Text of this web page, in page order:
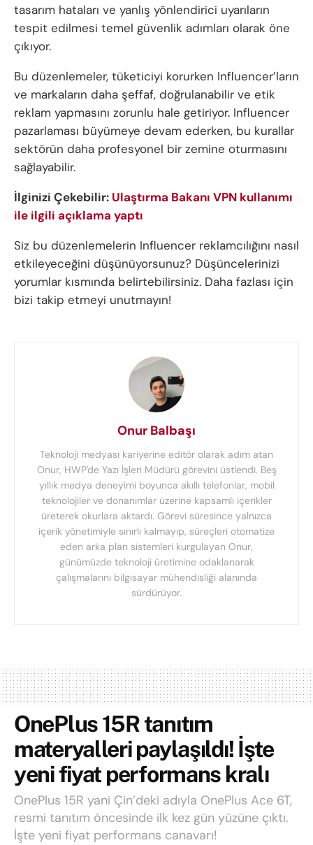
tasarım hataları ve yanlış yönlendirici uyarıların
tespit edilmesi temel güvenlik adımları olarak öne
çıkıyor.
Bu düzenlemeler, tüketiciyi korurken Influencer’ların
ve markaların daha şeffaf, doğrulanabilir ve etik
reklam yapmasını zorunlu hale getiriyor. Influencer
pazarlaması büyümeye devam ederken, bu kurallar
sektörün daha profesyonel bir zemine oturmasını
sağlayabilir.
İlginizi Çekebilir: Ulaştırma Bakanı VPN kullanımı
ile ilgili açıklama yaptı
Siz bu düzenlemelerin Influencer reklamcılığını nasıl
etkileyeceğini düşünüyorsunuz? Düşüncelerinizi
yorumlar kısmında belirtebilirsiniz. Daha fazlası için
bizi takip etmeyi unutmayın!
Onur Balbaşı
Teknoloji medyası kariyerine editör olarak adım atan
Onur, HWP'de Yazı İşleri Müdürü görevini üstlendi. Beş
yıllık medya deneyimi boyunca akıllı telefonlar, mobil
teknolojiler ve donanımlar üzerine kapsamlı içerikler
üreterek okurlara aktardı. Görevi süresince yalnızca
içerik yönetimiyle sınırlı kalmayıp, süreçleri otomatize
eden arka plan sistemleri kurgulayan Onur,
günümüzde teknoloji üretimine odaklanarak
çalışmalarını bilgisayar mühendisliği alanında
sürdürüyor.
OnePlus 15R tanıtım
materyalleri paylaşıldı! İşte
yeni fiyat performans kralı
OnePlus 15R yani Çin’deki adıyla OnePlus Ace 6T,
resmi tanıtım öncesinde ilk kez gün yüzüne çıktı.
İşte yeni fiyat performans canavarı!